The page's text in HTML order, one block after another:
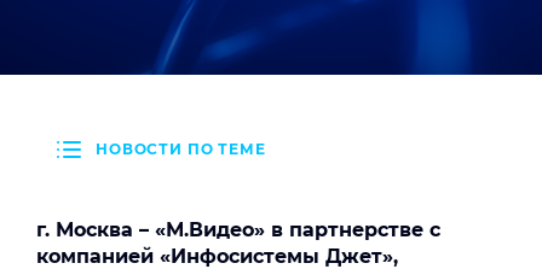
НОВОСТИ ПО ТЕМЕ
г. Москва – «М.Видео» в партнерстве с
компанией «Инфосистемы Джет»,